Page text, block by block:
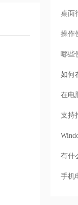
桌面
操作
哪些
如何
在电
支持
有什
手机